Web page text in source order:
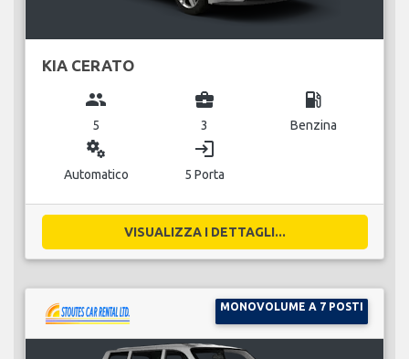
KIA CERATO
group
5
business_center
3
local_gas_station
Benzina
miscellaneous_services
Automatico
login
5 Porta
VISUALIZZA I DETTAGLI...
MONOVOLUME A 7 POSTI